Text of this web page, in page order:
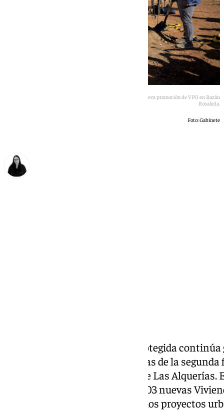
La alcaldesa de Granada coloca la primera piedra de la nueva promoción de VPO en Bazán
Rosaleda.
Foto: Gabinete
La construcción de vivienda protegida
Granada con el inicio de las obras de la
Rosaleda, ubicada en el barrio de Las
supondrá la incorporación de 203 nuevas
la ciudad, consolidando uno de los proyectos